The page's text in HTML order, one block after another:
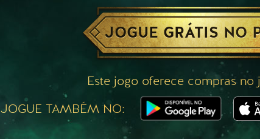
JOGUE GRÁTIS NO
Este jogo oferece compras no
JOGUE TAMBÉM NO: